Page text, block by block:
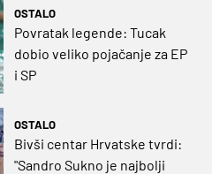
OSTALO
Povratak legende: Tucak
dobio veliko pojačanje za EP
i SP
OSTALO
Bivši centar Hrvatske tvrdi:
"Sandro Sukno je najbolji